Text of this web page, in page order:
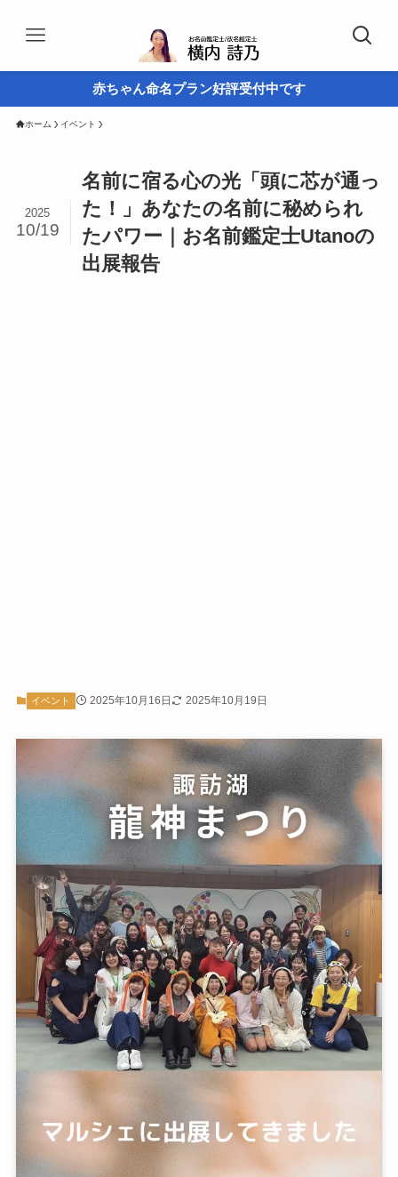
赤ちゃん命名プラン好評受付中です
ホーム イベント
名前に宿る心の光「頭に芯が通っ
た！」あなたの名前に秘められ
たパワー｜お名前鑑定士Utanoの
出展報告
2025
10/19
イベント 2025年10月16日 2025年10月19日